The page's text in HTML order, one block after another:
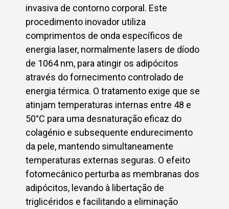
invasiva de contorno corporal. Este
procedimento inovador utiliza
comprimentos de onda específicos de
energia laser, normalmente lasers de díodo
de 1064 nm, para atingir os adipócitos
através do fornecimento controlado de
energia térmica. O tratamento exige que se
atinjam temperaturas internas entre 48 e
50°C para uma desnaturação eficaz do
colagénio e subsequente endurecimento
da pele, mantendo simultaneamente
temperaturas externas seguras. O efeito
fotomecânico perturba as membranas dos
adipócitos, levando à libertação de
triglicéridos e facilitando a eliminação